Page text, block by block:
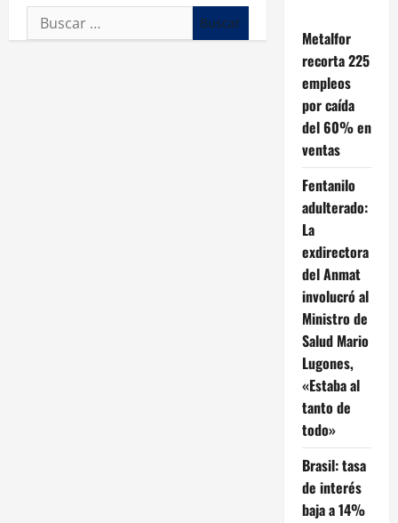
Buscar:
Metalfor
recorta 225
empleos
por caída
del 60% en
ventas
Fentanilo
adulterado:
La
exdirectora
del Anmat
involucró al
Ministro de
Salud Mario
Lugones,
«Estaba al
tanto de
todo»
Brasil: tasa
de interés
baja a 14%